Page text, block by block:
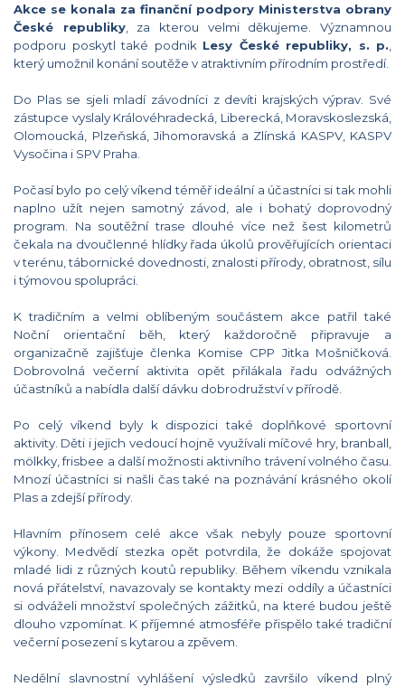
Akce se konala za finanční podpory Ministerstva obrany
České republiky, za kterou velmi děkujeme. Významnou
podporu poskytl také podnik Lesy České republiky, s. p.,
který umožnil konání soutěže v atraktivním přírodním prostředí.
Do Plas se sjeli mladí závodníci z devíti krajských výprav. Své
zástupce vyslaly Královéhradecká, Liberecká, Moravskoslezská,
Olomoucká, Plzeňská, Jihomoravská a Zlínská KASPV, KASPV
Vysočina i SPV Praha.
Počasí bylo po celý víkend téměř ideální a účastníci si tak mohli
naplno užít nejen samotný závod, ale i bohatý doprovodný
program. Na soutěžní trase dlouhé více než šest kilometrů
čekala na dvoučlenné hlídky řada úkolů prověřujících orientaci
v terénu, tábornické dovednosti, znalosti přírody, obratnost, sílu
i týmovou spolupráci.
K tradičním a velmi oblíbeným součástem akce patřil také
Noční orientační běh, který každoročně připravuje a
organizačně zajišťuje členka Komise CPP Jitka Mošničková.
Dobrovolná večerní aktivita opět přilákala řadu odvážných
účastníků a nabídla další dávku dobrodružství v přírodě.
Po celý víkend byly k dispozici také doplňkové sportovní
aktivity. Děti i jejich vedoucí hojně využívali míčové hry, branball,
mölkky, frisbee a další možnosti aktivního trávení volného času.
Mnozí účastníci si našli čas také na poznávání krásného okolí
Plas a zdejší přírody.
Hlavním přínosem celé akce však nebyly pouze sportovní
výkony. Medvědí stezka opět potvrdila, že dokáže spojovat
mladé lidi z různých koutů republiky. Během víkendu vznikala
nová přátelství, navazovaly se kontakty mezi oddíly a účastníci
si odváželi množství společných zážitků, na které budou ještě
dlouho vzpomínat. K příjemné atmosféře přispělo také tradiční
večerní posezení s kytarou a zpěvem.
Nedělní slavnostní vyhlášení výsledků završilo víkend plný